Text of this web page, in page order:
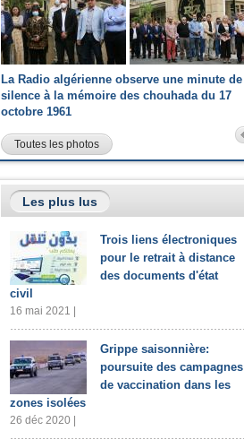
La Radio algérienne observe une minute de
silence à la mémoire des chouhada du 17
octobre 1961
Toutes les photos
Les plus lus
Trois liens électroniques
pour le retrait à distance
des documents d'état
civil
16 mai 2021 |
Grippe saisonnière:
poursuite des campagnes
de vaccination dans les
zones isolées
26 déc 2020 |